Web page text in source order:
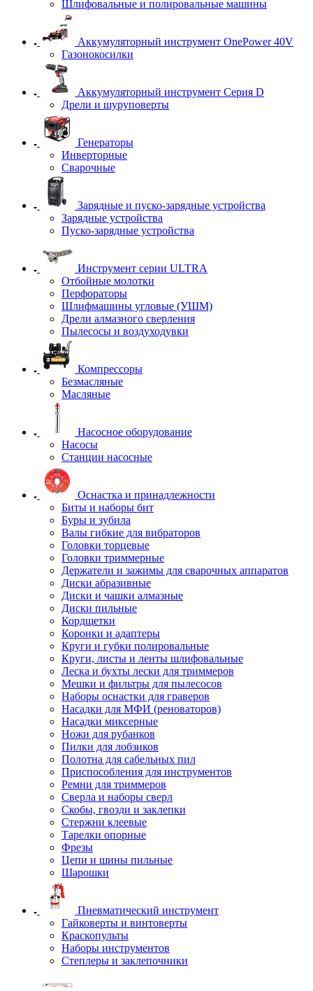
Шлифовальные и полировальные машины
Аккумуляторный инструмент OnePower 40V
Газонокосилки
Аккумуляторный инструмент Серия D
Дрели и шуруповерты
Генераторы
Инверторные
Сварочные
Зарядные и пуско-зарядные устройства
Зарядные устройства
Пуско-зарядные устройства
Инструмент серии ULTRA
Отбойные молотки
Перфораторы
Шлифмашины угловые (УШМ)
Дрели алмазного сверления
Пылесосы и воздуходувки
Компрессоры
Безмасляные
Масляные
Насосное оборудование
Насосы
Станции насосные
Оснастка и принадлежности
Биты и наборы бит
Буры и зубила
Валы гибкие для вибраторов
Головки торцевые
Головки триммерные
Держатели и зажимы для сварочных аппаратов
Диски абразивные
Диски и чашки алмазные
Диски пильные
Кордщетки
Коронки и адаптеры
Круги и губки полировальные
Круги, листы и ленты шлифовальные
Леска и бухты лески для триммеров
Мешки и фильтры для пылесосов
Наборы оснастки для граверов
Насадки для МФИ (реноваторов)
Насадки миксерные
Ножи для рубанков
Пилки для лобзиков
Полотна для сабельных пил
Приспособления для инструментов
Ремни для триммеров
Сверла и наборы сверл
Скобы, гвозди и заклепки
Стержни клеевые
Тарелки опорные
Фрезы
Цепи и шины пильные
Шарошки
Пневматический инструмент
Гайковерты и винтоверты
Краскопульты
Наборы инструментов
Степлеры и заклепочники